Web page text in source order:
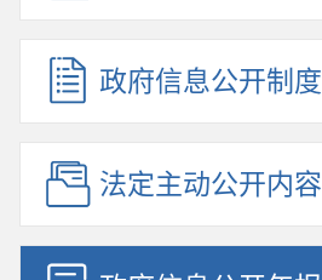
政府信息公开制度
法定主动公开内容